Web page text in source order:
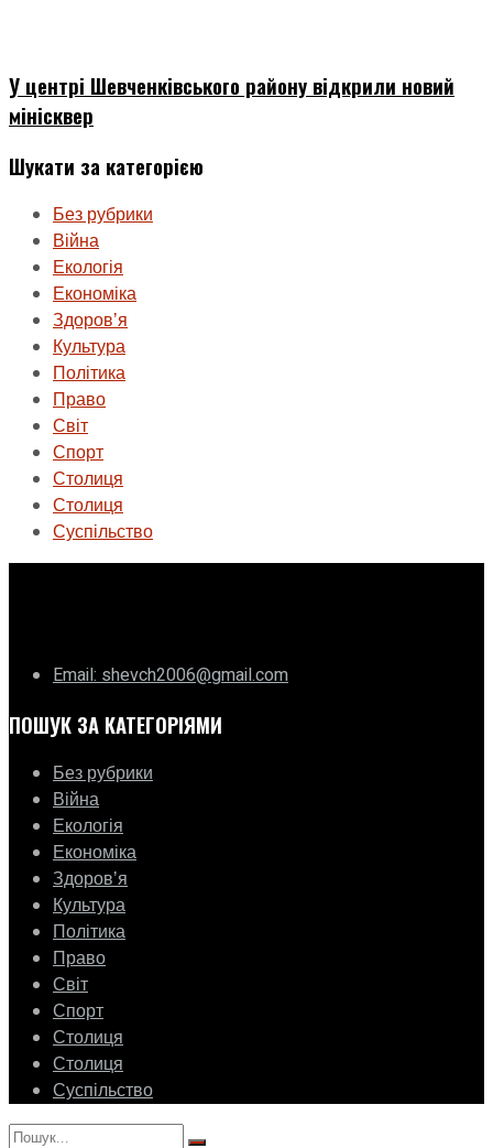
У центрі Шевченківського району відкрили новий
мінісквер
Шукати за категорією
Без рубрики
Війна
Екологія
Економіка
Здоровʼя
Культура
Політика
Право
Світ
Спорт
Столиця
Столиця
Суспільство
Email: shevch2006@gmail.com
ПОШУК ЗА КАТЕГОРІЯМИ
Без рубрики
Війна
Екологія
Економіка
Здоровʼя
Культура
Політика
Право
Світ
Спорт
Столиця
Столиця
Суспільство